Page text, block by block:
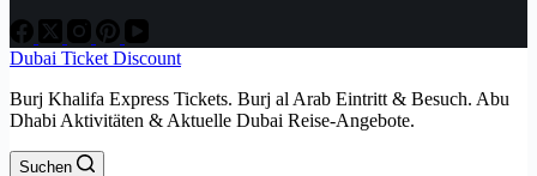
Dubai Ticket Discount
Burj Khalifa Express Tickets. Burj al Arab Eintritt & Besuch. Abu
Dhabi Aktivitäten & Aktuelle Dubai Reise-Angebote.
Suchen